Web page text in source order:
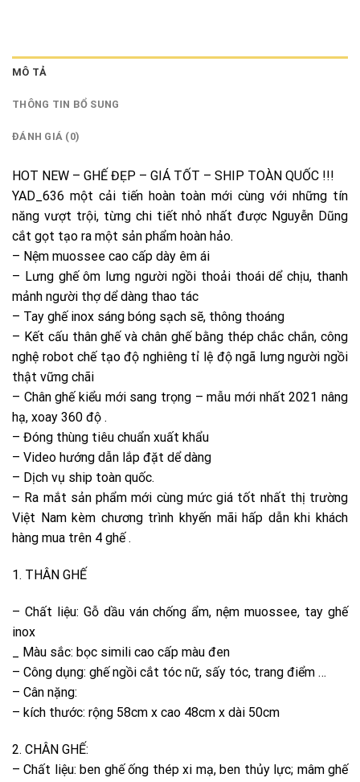
MÔ TẢ
THÔNG TIN BỔ SUNG
ĐÁNH GIÁ (0)
HOT NEW – GHẾ ĐẸP – GIÁ TỐT – SHIP TOÀN QUỐC !!!
YAD_636 một cải tiến hoàn toàn mới cùng với những tín
năng vượt trội, từng chi tiết nhỏ nhất được Nguyễn Dũng
cắt gọt tạo ra một sản phẩm hoàn hảo.
– Nệm muossee cao cấp dày êm ái
– Lưng ghế ôm lưng người ngồi thoải thoái dể chịu, thanh
mảnh người thợ dể dàng thao tác
– Tay ghế inox sáng bóng sạch sẽ, thông thoáng
– Kết cấu thân ghế và chân ghế bằng thép chắc chắn, công
nghệ robot chế tạo độ nghiêng tỉ lệ độ ngã lưng người ngồi
thật vững chãi
– Chân ghế kiểu mới sang trọng – mẫu mới nhất 2021 nâng
hạ, xoay 360 độ .
– Đóng thùng tiêu chuẩn xuất khẩu
– Video hướng dẫn lắp đặt dể dàng
– Dịch vụ ship toàn quốc.
– Ra mắt sản phẩm mới cùng mức giá tốt nhất thị trường
Việt Nam kèm chương trình khyến mãi hấp dẫn khi khách
hàng mua trên 4 ghế .
1. THÂN GHẾ
– Chất liệu: Gỗ dầu ván chống ẩm, nệm muossee, tay ghế
inox
_ Màu sắc: bọc simili cao cấp màu đen
– Công dụng: ghế ngồi cắt tóc nữ, sấy tóc, trang điểm …
– Cân nặng:
– kích thước: rộng 58cm x cao 48cm x dài 50cm
2. CHÂN GHẾ:
– Chất liệu: ben ghế ống thép xi mạ, ben thủy lực; mâm ghế